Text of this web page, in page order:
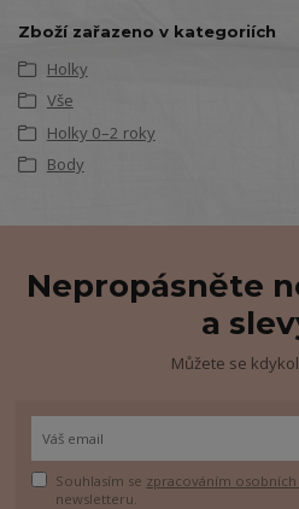
Zboží zařazeno v kategoriích
Holky
Vše
Holky 0–2 roky
Body
Nepropásněte
a
Můžete se
Souhlasím se zpracováním osobních
newsletteru.